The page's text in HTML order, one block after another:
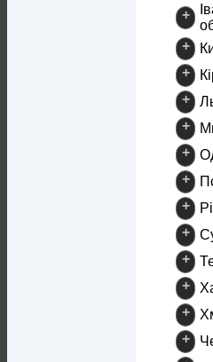
+
+
+
+
+
+
+
+
+
+
+
+
+